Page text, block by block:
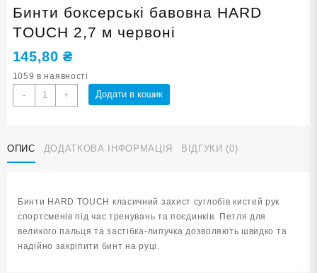
Бинти боксерські бавовна HARD
TOUCH 2,7 м червоні
145,80₴
1059 в наявності
-
Бинти
боксерські
TOUCH
2,7
+ Додати в кошик
ОПИС ДОДАТКОВА ІНФОРМАЦІЯ ВІДГУКИ (0)
Бинти HARD TOUCH класичний захист суглобів кистей рук
спортсменів під час тренувань та поєдинків. Петля для
великого пальця та застібка-липучка дозволяють швидко та
надійно закріпити бинт на руці.